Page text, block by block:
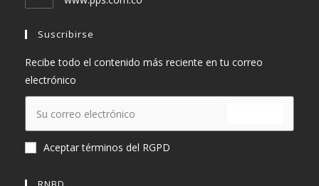
Suscribirse
Recibe todo el contenido más reciente en tu correo
electrónico
Aceptar términos del RGPD